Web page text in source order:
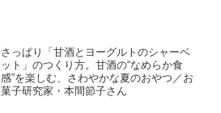
さっぱり「甘酒とヨーグルトのシャーベ
ット」のつくり方。甘酒の“なめらか食
感”を楽しむ、さわやかな夏のおやつ／お
菓子研究家・本間節子さん